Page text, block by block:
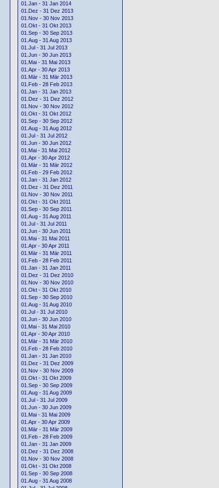
01.Jan - 31 Jan 2014
01.Dez - 31 Dez 2013
01.Nov - 30 Nov 2013
01.Okt - 31 Okt 2013
01.Sep - 30 Sep 2013
01.Aug - 31 Aug 2013
01.Jul - 31 Jul 2013
01.Jun - 30 Jun 2013
01.Mai - 31 Mai 2013
01.Apr - 30 Apr 2013
01.Mär - 31 Mär 2013
01.Feb - 28 Feb 2013
01.Jan - 31 Jan 2013
01.Dez - 31 Dez 2012
01.Nov - 30 Nov 2012
01.Okt - 31 Okt 2012
01.Sep - 30 Sep 2012
01.Aug - 31 Aug 2012
01.Jul - 31 Jul 2012
01.Jun - 30 Jun 2012
01.Mai - 31 Mai 2012
01.Apr - 30 Apr 2012
01.Mär - 31 Mär 2012
01.Feb - 29 Feb 2012
01.Jan - 31 Jan 2012
01.Dez - 31 Dez 2011
01.Nov - 30 Nov 2011
01.Okt - 31 Okt 2011
01.Sep - 30 Sep 2011
01.Aug - 31 Aug 2011
01.Jul - 31 Jul 2011
01.Jun - 30 Jun 2011
01.Mai - 31 Mai 2011
01.Apr - 30 Apr 2011
01.Mär - 31 Mär 2011
01.Feb - 28 Feb 2011
01.Jan - 31 Jan 2011
01.Dez - 31 Dez 2010
01.Nov - 30 Nov 2010
01.Okt - 31 Okt 2010
01.Sep - 30 Sep 2010
01.Aug - 31 Aug 2010
01.Jul - 31 Jul 2010
01.Jun - 30 Jun 2010
01.Mai - 31 Mai 2010
01.Apr - 30 Apr 2010
01.Mär - 31 Mär 2010
01.Feb - 28 Feb 2010
01.Jan - 31 Jan 2010
01.Dez - 31 Dez 2009
01.Nov - 30 Nov 2009
01.Okt - 31 Okt 2009
01.Sep - 30 Sep 2009
01.Aug - 31 Aug 2009
01.Jul - 31 Jul 2009
01.Jun - 30 Jun 2009
01.Mai - 31 Mai 2009
01.Apr - 30 Apr 2009
01.Mär - 31 Mär 2009
01.Feb - 28 Feb 2009
01.Jan - 31 Jan 2009
01.Dez - 31 Dez 2008
01.Nov - 30 Nov 2008
01.Okt - 31 Okt 2008
01.Sep - 30 Sep 2008
01.Aug - 31 Aug 2008